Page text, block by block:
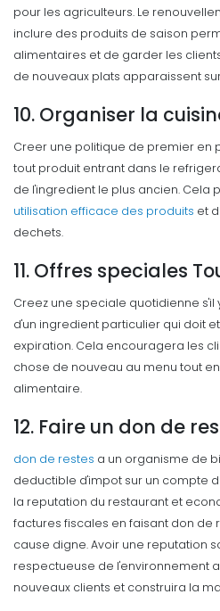
pour les agriculteurs. Le
inclure des produits de saison
alimentaires et de garder les
de nouveaux plats apparaissent
10. Organiser la
Creer une politique de premier en
tout produit entrant dans le
de l'ingredient le plus ancien. Cela
utilisation efficace des produits et
dechets.
11. Offres speciales
Creez une speciale quotidienne s'il
d'un ingredient particulier qui doit
expiration. Cela encouragera les
chose de nouveau au menu tout
alimentaire.
12. Faire un don de
don de restes a un organisme de
deductible d'impot sur un compte
la reputation du restaurant et
factures fiscales en faisant don de
cause digne.Avoir une reputation
respectueuse de l'environnement
nouveaux clients et construira la